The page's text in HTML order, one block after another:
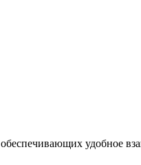
удобное